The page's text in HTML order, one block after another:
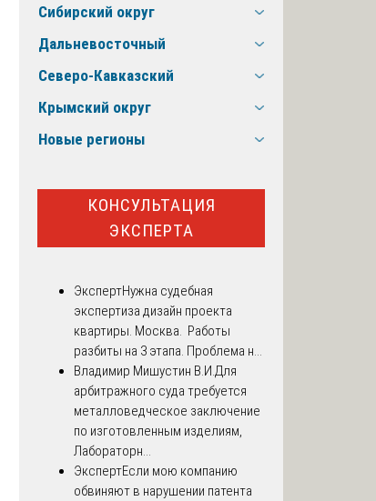
Сибирский округ
Дальневосточный
Северо-Кавказский
Крымский округ
Новые регионы
КОНСУЛЬТАЦИЯ
ЭКСПЕРТА
ЭкспертНужна судебная
экспертиза дизайн проекта
квартиры. Москва. Работы
разбиты на 3 этапа. Проблема н...
Владимир Мишустин В.И.Для
арбитражного суда требуется
металловедческое заключение
по изготовленным изделиям,
Лабораторн...
ЭкспертЕсли мою компанию
обвиняют в нарушении патента